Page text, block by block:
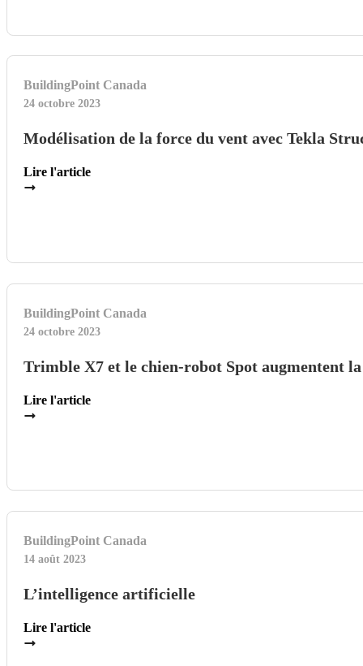
BuildingPoint Canada
24 octobre 2023
Modélisation de la force du vent avec Tekla
Lire l'article
BuildingPoint Canada
24 octobre 2023
Trimble X7 et le chien-robot Spot augmentent
Lire l'article
BuildingPoint Canada
14 août 2023
L’intelligence artificielle
Lire l'article